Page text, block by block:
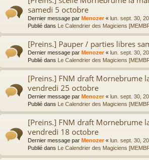
samedi 5 octobre
Dernier message par Menozer« lun. sept. 30,
Publié dans Le Calendrier des Magiciens
[Preins.] Pauper / parties libres
Dernier message par Menozer« lun. sept. 30,
Publié dans Le Calendrier des Magiciens
[Preins.] FNM draft Mornebrume
vendredi 25 octobre
Dernier message par Menozer« lun. sept. 30,
Publié dans Le Calendrier des Magiciens
[Preins.] FNM draft Mornebrume
vendredi 18 octobre
Dernier message par Menozer« lun. sept. 30,
Publié dans Le Calendrier des Magiciens